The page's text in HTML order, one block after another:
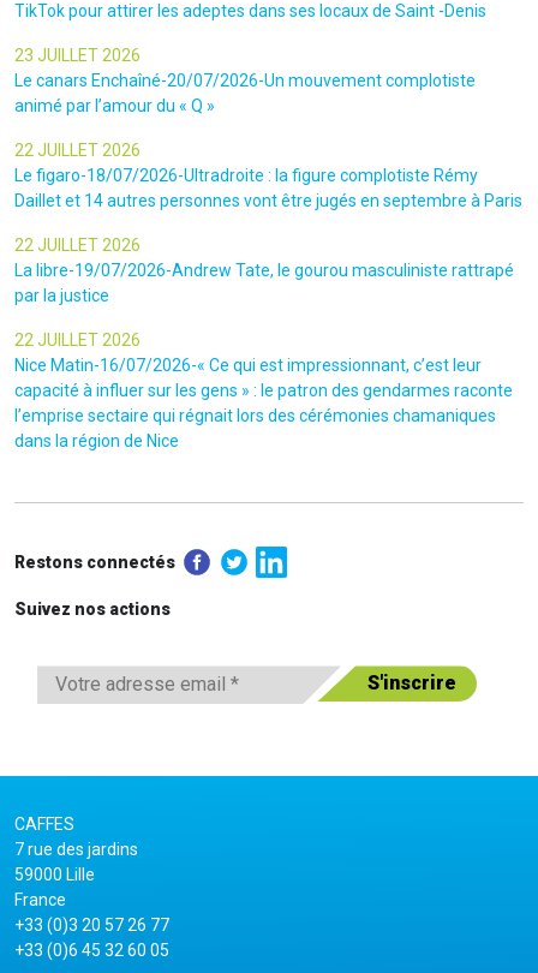
TikTok pour attirer les adeptes dans ses locaux de Saint -Denis
23 JUILLET 2026
Le canars Enchaîné-20/07/2026-Un mouvement complotiste
animé par l’amour du « Q »
22 JUILLET 2026
Le figaro-18/07/2026-Ultradroite : la figure complotiste Rémy
Daillet et 14 autres personnes vont être jugés en septembre à Paris
22 JUILLET 2026
La libre-19/07/2026-Andrew Tate, le gourou masculiniste rattrapé
par la justice
22 JUILLET 2026
Nice Matin-16/07/2026-« Ce qui est impressionnant, c’est leur
capacité à influer sur les gens » : le patron des gendarmes raconte
l’emprise sectaire qui régnait lors des cérémonies chamaniques
dans la région de Nice
Restons connectés
Suivez nos actions
CAFFES
7 rue des jardins
59000 Lille
France
+33 (0)3 20 57 26 77
+33 (0)6 45 32 60 05